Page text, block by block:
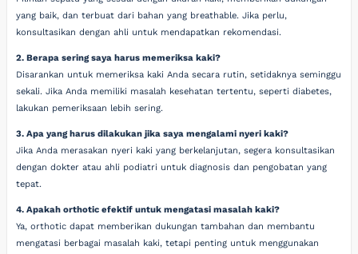
yang baik, dan terbuat dari bahan yang breathable. Jika perlu,
konsultasikan dengan ahli untuk mendapatkan rekomendasi.
2. Berapa sering saya harus memeriksa kaki?
Disarankan untuk memeriksa kaki Anda secara rutin, setidaknya seminggu
sekali. Jika Anda memiliki masalah kesehatan tertentu, seperti diabetes,
lakukan pemeriksaan lebih sering.
3. Apa yang harus dilakukan jika saya mengalami nyeri kaki?
Jika Anda merasakan nyeri kaki yang berkelanjutan, segera konsultasikan
dengan dokter atau ahli podiatri untuk diagnosis dan pengobatan yang
tepat.
4. Apakah orthotic efektif untuk mengatasi masalah kaki?
Ya, orthotic dapat memberikan dukungan tambahan dan membantu
mengatasi berbagai masalah kaki, tetapi penting untuk menggunakan